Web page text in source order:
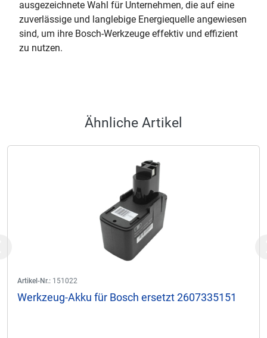
ausgezeichnete Wahl für Unternehmen, die auf eine
zuverlässige und langlebige Energiequelle angewiesen
sind, um ihre Bosch-Werkzeuge effektiv und effizient
zu nutzen.
Ähnliche Artikel
Artikel-Nr.: 151022
Werkzeug-Akku für Bosch ersetzt 2607335151